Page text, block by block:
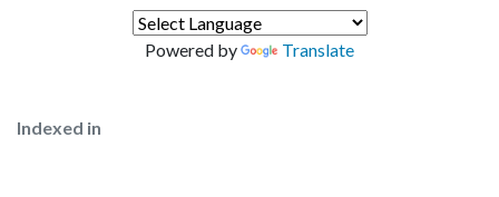
Powered by Translate
Indexed in